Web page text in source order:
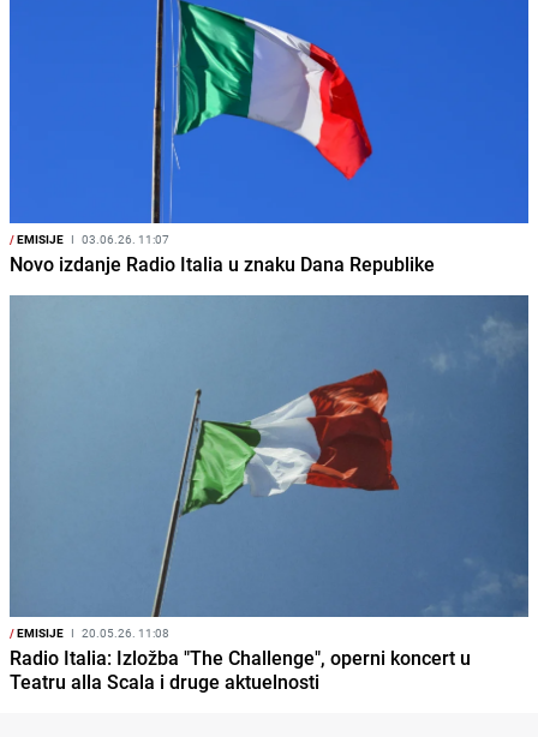
/EMISIJE I 03.06.26. 11:07
Novo izdanje Radio Italia u znaku Dana Republike
/EMISIJE I 20.05.26. 11:08
Radio Italia: Izložba "The Challenge", operni koncert u
Teatru alla Scala i druge aktuelnosti